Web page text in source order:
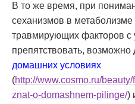
В то же время, при
сеханизмов в
травмирующих факторов с
препятствовать, возможно
домашних условиях
(http://www.cosmo.ru/
znat-o-domashnem-pilinge/)